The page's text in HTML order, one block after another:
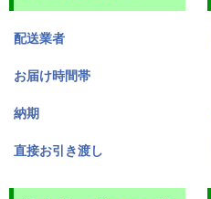
配送業者
お届け時間帯
納期
直接お引き渡し